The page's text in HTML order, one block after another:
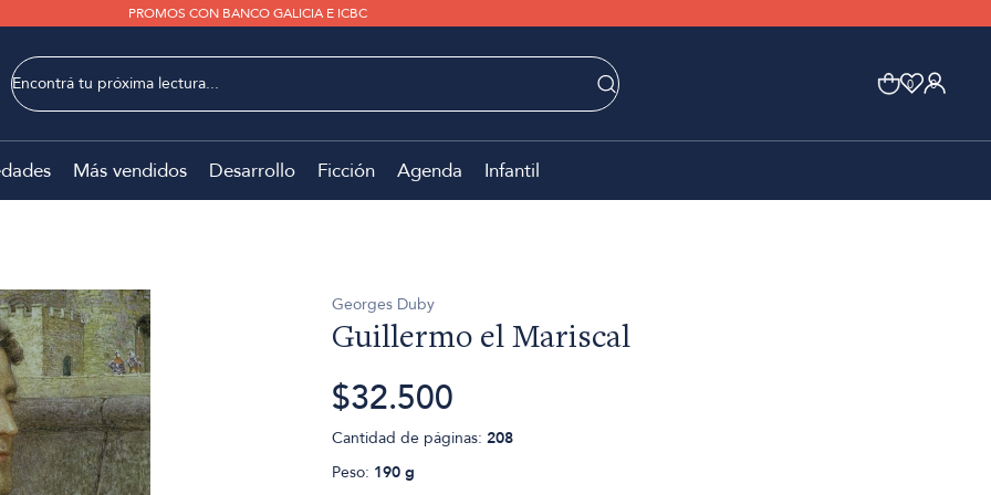
PROMOS CON BANCO GALICIA E ICBC
0 0
Más vendidos Desarrollo Ficción Agenda Infantil
Georges Duby
Guillermo el Mariscal
$32.500
Cantidad de páginas: 208
Peso: 190 g